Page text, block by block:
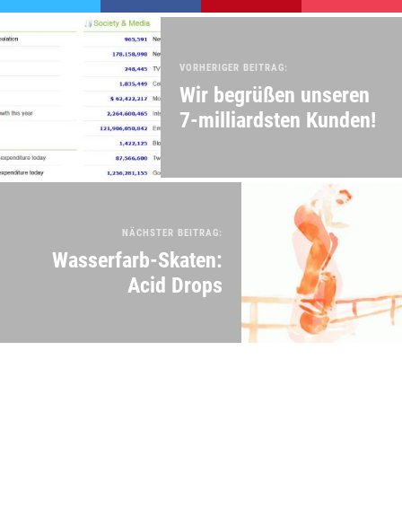
VORHERIGER BEITRAG:
Wir begrüßen unseren
7-milliardsten Kunden!
NÄCHSTER BEITRAG:
Wasserfarb-Skaten:
Acid Drops